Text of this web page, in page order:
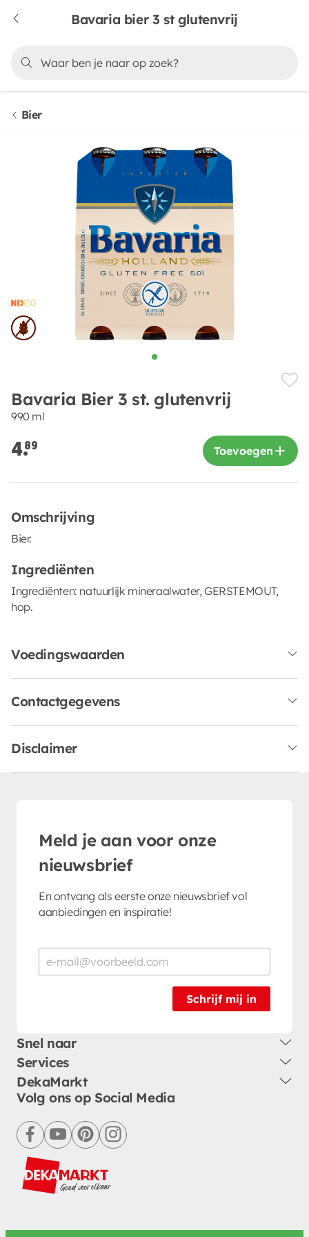
Bavaria bier 3 st glutenvrij
Bier
Bavaria Bier 3 st. glutenvrij
990 ml
4.89 Toevoegen
Omschrijving
Bier.
Ingrediënten
Ingrediënten: natuurlijk mineraalwater, GERSTEMOUT,
hop.
Voedingswaarden
Contactgegevens
Disclaimer
Meld je aan voor onze
nieuwsbrief
En ontvang als eerste onze nieuwsbrief vol
aanbiedingen en inspiratie!
Schrijf mij in
Snel naar
Services
DekaMarkt
Volg ons op Social Media
facebookyoutubepinterestinstagram